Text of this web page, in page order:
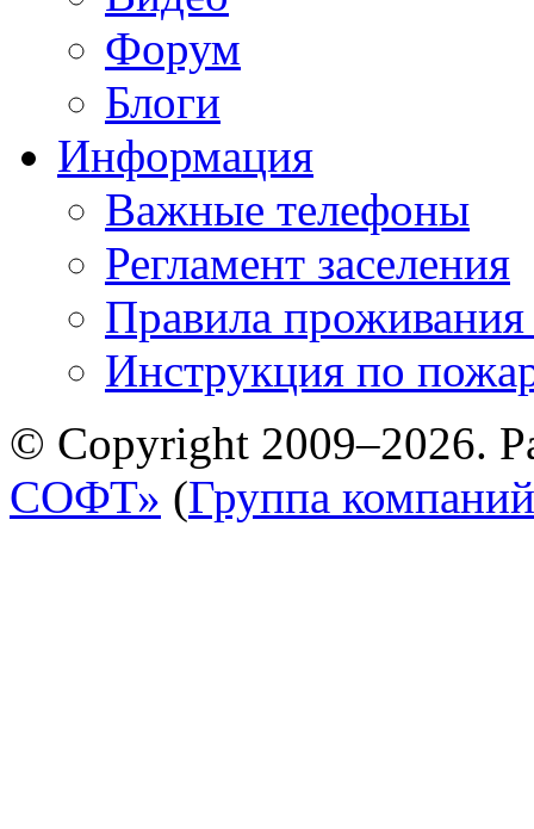
Форум
Блоги
Информация
Важные телефоны
Регламент заселения
Правила
Инструкция по
© Copyright 2009–2026.
СОФТ» (Группа